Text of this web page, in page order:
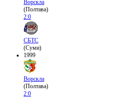
Ворскла
(Полтава)
2:0
СБТС
(Суми)
1999
Ворскла
(Полтава)
2:0